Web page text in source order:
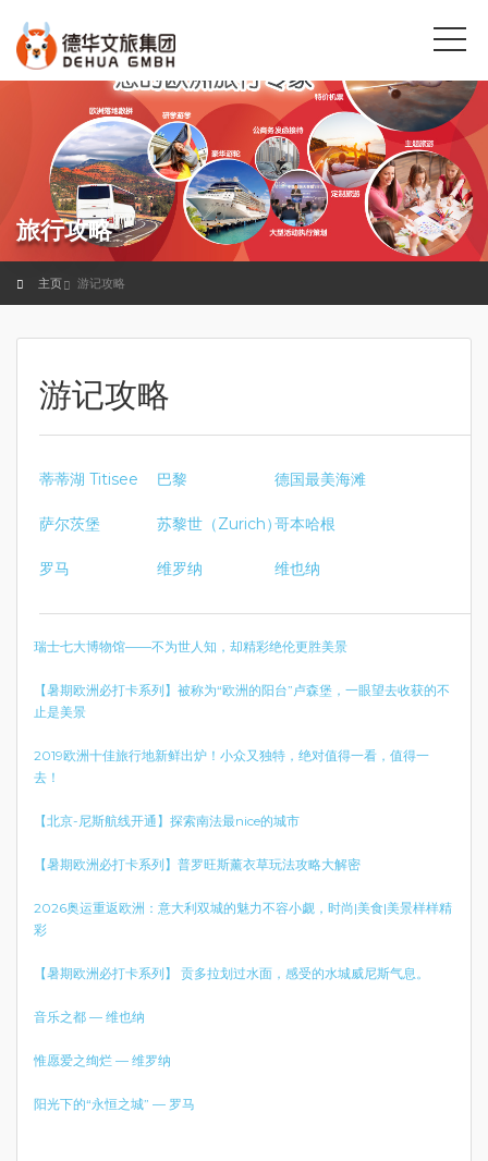
旅行攻略
主页 游记攻略
游记攻略
蒂蒂湖 Titisee 巴黎 德国最美海滩
萨尔茨堡 苏黎世（Zurich）哥本哈根
罗马 维罗纳 维也纳
瑞士七大博物馆——不为世人知，却精彩绝伦更胜美景
【暑期欧洲必打卡系列】被称为“欧洲的阳台”卢森堡，一眼望去收获的不
止是美景
2019欧洲十佳旅行地新鲜出炉！小众又独特，绝对值得一看，值得一
去！
【北京-尼斯航线开通】探索南法最nice的城市
【暑期欧洲必打卡系列】普罗旺斯薰衣草玩法攻略大解密
2026奥运重返欧洲：意大利双城的魅力不容小觑，时尚|美食|美景样样精
彩
【暑期欧洲必打卡系列】 贡多拉划过水面，感受的水城威尼斯气息。
音乐之都 — 维也纳
惟愿爱之绚烂 — 维罗纳
阳光下的“永恒之城” — 罗马